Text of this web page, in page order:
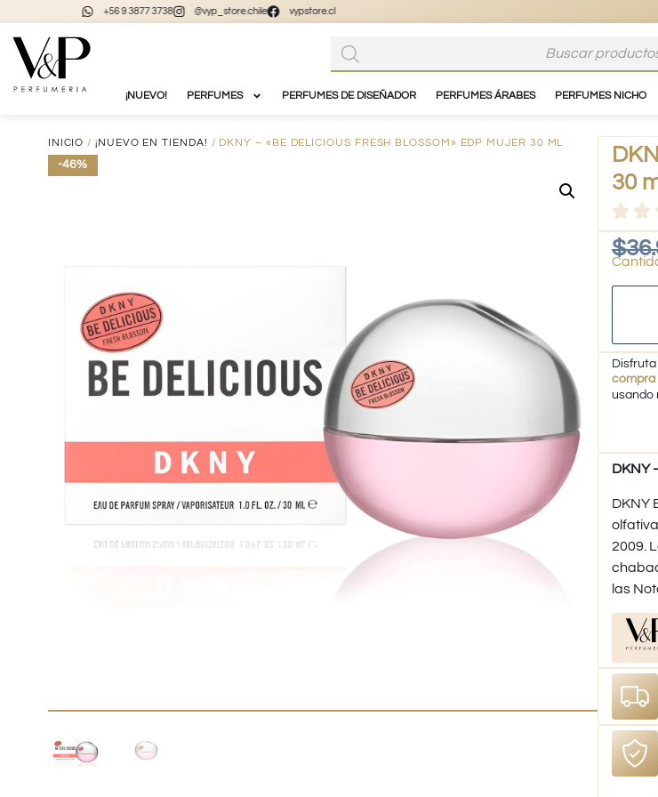
+56 9 3877 3738 @vyp_store.chile vypstore.cl
¡NUEVO! PERFUMES PERFUMES DE DISEÑADOR PERFUMES ÁRABES PERFUMES NICHO
INICIO /¡NUEVO EN TIENDA! / DKNY – «BE DELICIOUS FRESH BLOSSOM» EDP MUJER 30 ML
-46%
30
$
Disfruta
compra
usando
DKNY
DKNY
2009.
las